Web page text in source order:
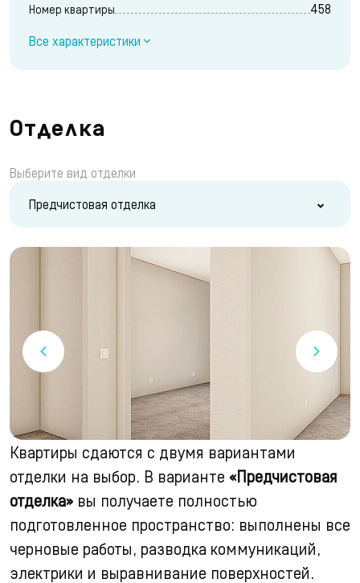
Номер квартиры 458
Все характеристики
Отделка
Выберите вид отделки
Предчистовая отделка
Квартиры сдаются с двумя вариантами
отделки на выбор. В варианте «Предчистовая
отделка» вы получаете полностью
подготовленное пространство: выполнены все
черновые работы, разводка коммуникаций,
электрики и выравнивание поверхностей.